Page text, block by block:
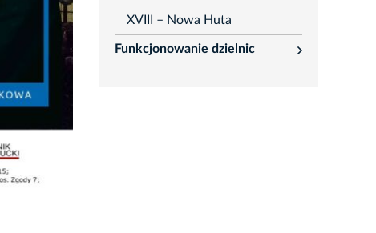
XVIII – Nowa Huta
Funkcjonowanie dzielnic
rozwiń